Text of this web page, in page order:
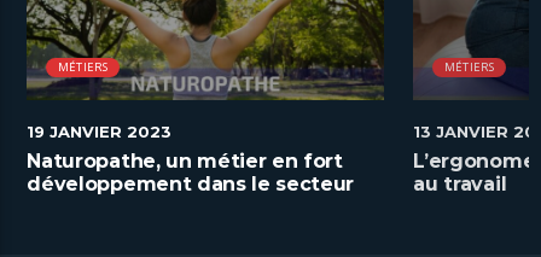
MÉTIERS
19 JANVIER 2023
Naturopathe, un métier en fort
développement dans le secteur
MÉTIERS
13 JANVIER
au travail